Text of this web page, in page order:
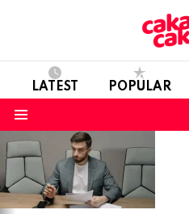
LATEST POPULAR
LATEST
STORIES